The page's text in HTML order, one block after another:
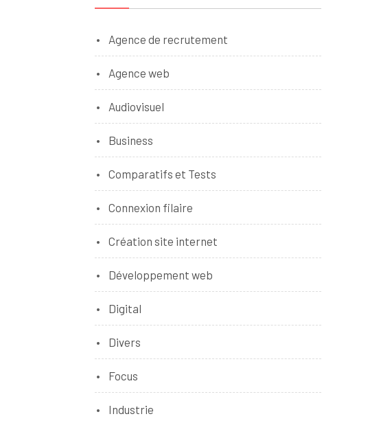
Agence de recrutement
Agence web
Audiovisuel
Business
Comparatifs et Tests
Connexion filaire
Création site internet
Développement web
Digital
Divers
Focus
Industrie